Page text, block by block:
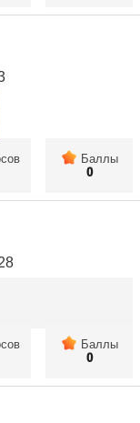
Баллы
0
Баллы
0